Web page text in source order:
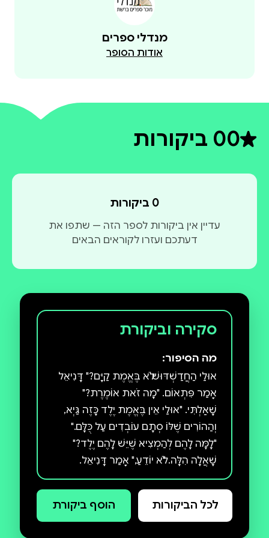
מנדלי ספרים
אודות הסופר
0דירוג ממוצע 0 מתוך 5
0 ביקורות
0 ביקורות
עדיין אין ביקורות לספר הזה — שתפו את
דעתכם ועזרו לקוראים הבאים
סקירה וביקורת
מה הסיפור:
אוּלַי הַחֲדַשְׁדּוּשׁ לֹא בֶּאֱמֶת קַיָּם?" דָּנִיאֵל
אָמַר פִּתְאוֹם. "מָה זֹאת אוֹמֶרֶת?"
שָׁאַלְתִּי. "אוּלַי אֵין בֶּאֱמֶת יֶלֶד כָּזֶה גַּיְא,
וְהַהוֹרִים שֶׁלּוֹ סְתָם עוֹבְדִים עַל כֻּלָּם."
"לָמָּה לָהֶם לְהַמְצִיא שֶׁיֵּשׁ לָהֶם יֶלֶד?"
שָׁאֲלָה הִלָּה. "לֹא יוֹדֵעַ," אָמַר דָּנִיאֵל.
"לְדַעְתִּי, גַּיְא דַּוְקָא כֵּן קַיָּם," אָמְרָה הִלָּה,
"וְהַהוֹרִים שֶׁלּוֹ כּוֹלְאִים אוֹתוֹ בַּבַּיִת וְלֹא
מַרְשִׁים לוֹ לָצֵאת..." שְׁנֵי דְּבָרִים
לכל הביקורות הוסף ביקורת